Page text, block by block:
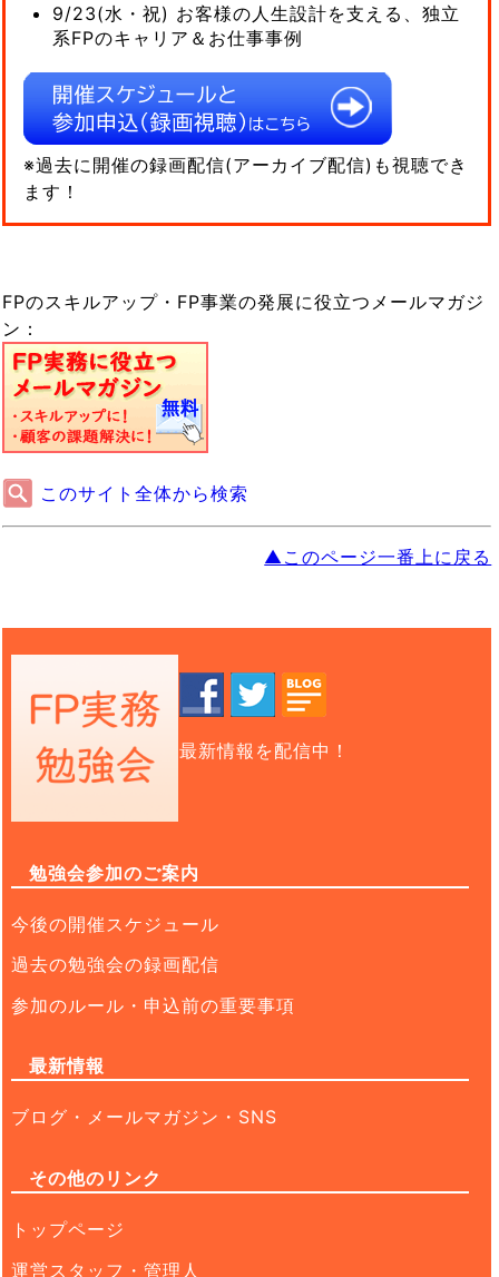
9/23(水・祝) お客様の人生設計を支える、独立
系FPのキャリア＆お仕事事例
※過去に開催の録画配信(アーカイブ配信)も視聴でき
ます！
FPのスキルアップ・FP事業の発展に役立つメールマガジ
ン：
このサイト全体から検索
▲このページ一番上に戻る
最新情報を配信中！
勉強会参加のご案内
今後の開催スケジュール
過去の勉強会の録画配信
参加のルール・申込前の重要事項
最新情報
ブログ・メールマガジン・SNS
その他のリンク
トップページ
運営スタッフ・管理人